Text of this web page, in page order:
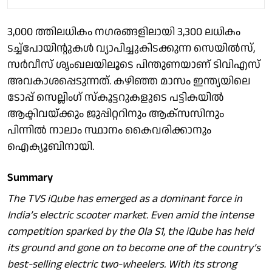
3,000 ത്തിലധികം നഗരങ്ങളിലായി 3,300 ലധികം
ടച്ച്‌പോയിന്റുകൾ വ്യാപിച്ചുകിടക്കുന്ന സെയിൽസ്,
സർവീസ് ശൃംഖലയിലൂടെ പിന്തുണയാണ് ടിവിഎസ്
അവകാശപ്പെടുന്നത്. കഴിഞ്ഞ മാസം ഇന്ത്യയിലെ
ടോപ്പ് സെല്ലിംഗ് സ്കൂട്ടറുകളുടെ പട്ടികയിൽ
ആക്ടിവയ്ക്കും ജുപ്പിറ്ററിനും ആക്സസിനും
പിന്നിൽ നാലാം സ്ഥാനം കൈവരിക്കാനും
ഐക്യൂബിനായി.
Summary
The TVS iQube has emerged as a dominant force in
India’s electric scooter market. Even amid the intense
competition sparked by the Ola S1, the iQube has held
its ground and gone on to become one of the country’s
best-selling electric two-wheelers. With its strong